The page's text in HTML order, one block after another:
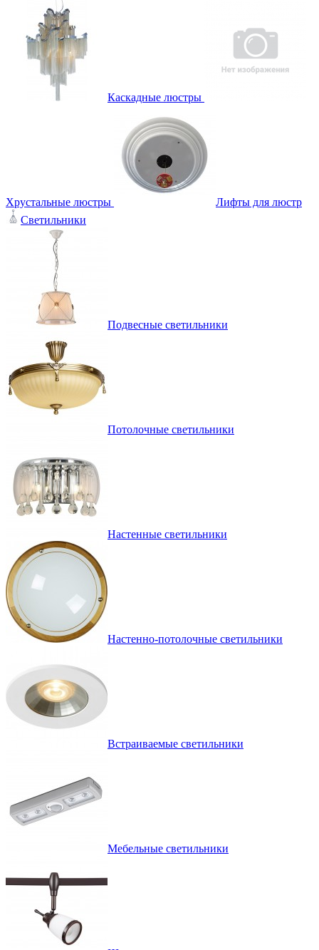
Каскадные люстры
Хрустальные люстры
Лифты для люстр
Светильники
Подвесные светильники
Потолочные светильники
Настенные светильники
Настенно-потолочные светильники
Встраиваемые светильники
Мебельные светильники